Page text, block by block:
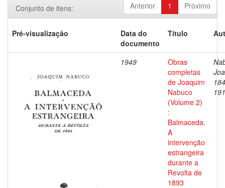
Anterior 1 Próximo
Conjunto de itens:
Pré-visualização
Data do
documento
Título
1949
Obras
completas
de Joaquim
Nabuco
(Volume 2)
:
Balmaceda.
A
intervenção
estrangeira
durante a
Revolta de
1893